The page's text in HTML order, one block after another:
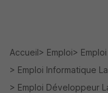
Accueil Emploi
Emploi Informatique
Emploi Développeur